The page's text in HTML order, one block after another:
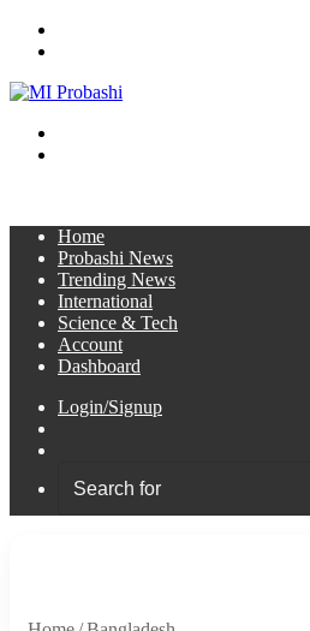
Home
Probashi News
Trending News
International
Science & Tech
Account
Dashboard
Login/Signup